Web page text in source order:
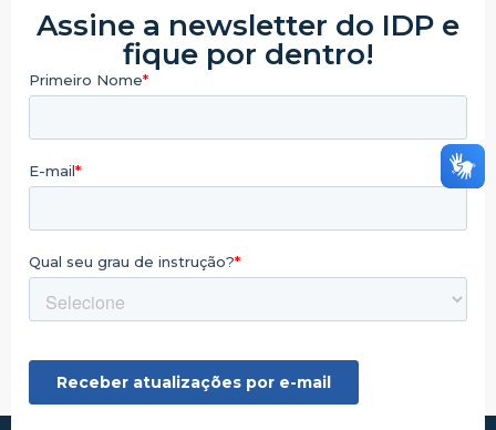
Assine a newsletter do IDP e
fique por dentro!